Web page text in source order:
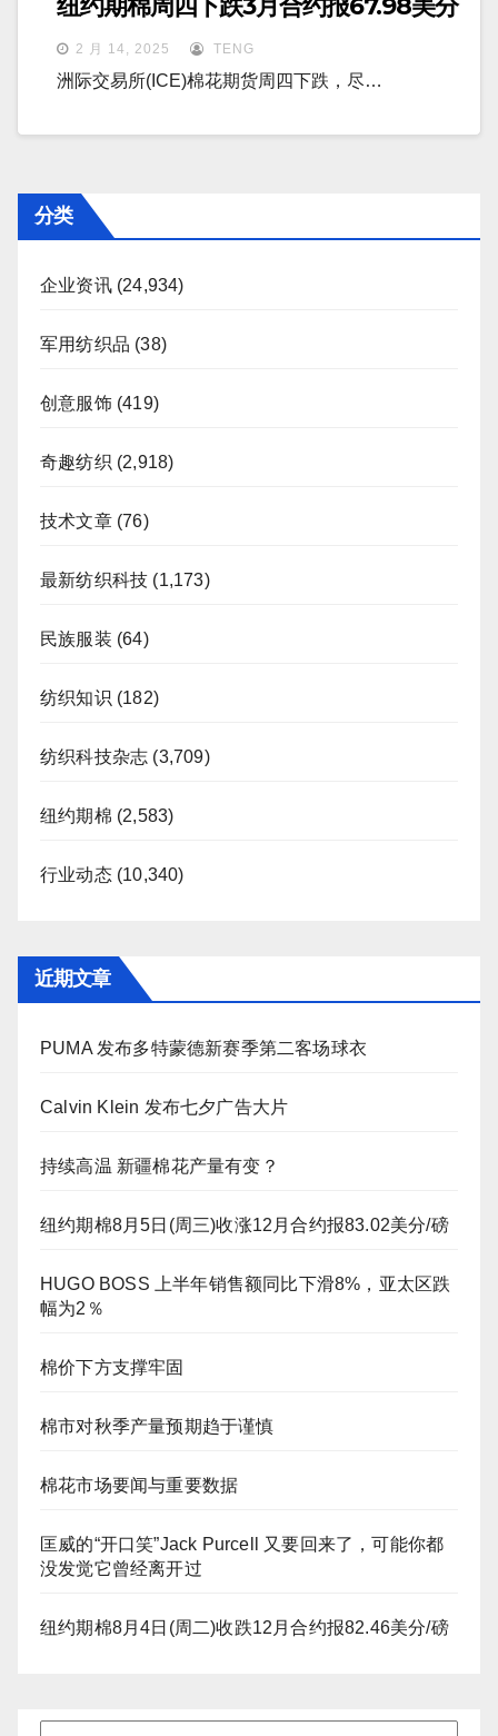
纽约期棉周四下跌3月合约报67.98美分
2 月 14, 2025 TENG
洲际交易所(ICE)棉花期货周四下跌，尽…
分类
企业资讯(24,934)
军用纺织品 (38)
创意服饰(419)
奇趣纺织 (2,918)
技术文章(76)
最新纺织科技 (1,173)
民族服装 (64)
纺织知识 (182)
纺织科技杂志 (3,709)
纽约期棉 (2,583)
行业动态(10,340)
近期文章
PUMA 发布多特蒙德新赛季第二客场球衣
Calvin Klein 发布七夕广告大片
持续高温 新疆棉花产量有变？
纽约期棉8月5日(周三)收涨12月合约报83.02美分/磅
HUGO BOSS 上半年销售额同比下滑8%，亚太区跌
幅为2％
棉价下方支撑牢固
棉市对秋季产量预期趋于谨慎
棉花市场要闻与重要数据
匡威的“开口笑”Jack Purcell 又要回来了，可能你都
没发觉它曾经离开过
纽约期棉8月4日(周二)收跌12月合约报82.46美分/磅